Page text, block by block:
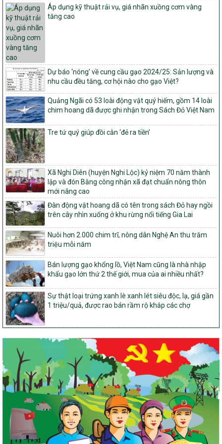
Quy định điều kiện, trình tự, thủ tục, hồ sơ xét, công nhận, công bố
và thu hồi quyết định công nhận xã đạt chuẩn nông thôn mới, xã
đạt nông thôn mới hiện đại và tỉnh, thành phố hoàn thành nhiệm
vụ xây dựng nông thôn mới giai đoạn 2026 – 2030
Quyết định số 16/2026/QĐ-TTg
Quy định nguyên tắc, tiêu chí, định mức phân bổ ngân sách trung
ương và tỉ lệ vốn đối ứng ngân sách của địa phương thực hiện
Chương trình mục tiêu quốc gia xây dựng nông thôn mới, giảm
nghèo bền vững và phát triển kinh tế – xã hội vùng đồng bào dân
tộc thiểu số và miền núi giai đoạn 2026 – 2030
1451/QĐ-UBND
Phê duyệt danh sách các xã thuộc nhóm 1, nhóm 2, nhóm 3
trong xây dựng nông thôn mới giai đoạn 2026-2030 trên địa bàn
tỉnh Nghệ An
103/PTNT-NTM
Về việc đăng ký thực hiện Dự án liên kết theo chuỗi giá trị thuộc
Dự án 2 – Chương trình Mục tiêu quốc gia Giảm nghèo bền vững
giai đoạn 2021-2025 được kéo dài sang năm 2026
827/QĐ-BNNMT
Quyết định Ban hành Kế hoạch triển khai thực hiện Chương trình
mục tiêu quốc gia xây dựng nông thôn mới, giảm nghèo bền
vững và phát triển kinh tế – xã hội vùng đồng bào dân tộc thiểu
số và miền núi giai đoạn 2026-2035, giai đoạn I: Từ năm 2026
đến năm 2030
14/2026/TT-BNNMT
Hướng dẫn thực hiện một số nội dung tiêu chí, điều kiện thuộc Bộ
tiêu chí quốc gia về nông thôn mới giai đoạn 2026 – 2030 thuộc
phạm vi quản lý nhà nước của Bộ Nông nghiệp và Môi trường
417/QĐ-BNNMT
Phê duyệt Chương trình mục tiêu quốc gia xây dựng nông thôn
mới, giảm nghèo bền vững và phát triển kinh tế – xã hội vùng
đoạn I: Từ năm 2026 đến năm 2030
Nghị quyết số 08/2026/NQ-HĐND
Quy định nguyên tắc, tiêu chí, định mức phân bổ ngân sách trung
ương thực hiện Chương trình mục tiêu quốc gia xây dựng nông
thôn mới, giảm nghèo bền vững và phát triển kinh tế – xã hội
vùng đồng bào dân tộc thiểu số và miền núi giai đoạn 2026 –
2030 trên địa bàn tỉnh Nghệ An
Chỉ Thị số 22-CT/TU
về đẩy mạnh thực hiện Chương trình mục tiêu quốc gia xây dựng
nông thôn mới, giảm nghèo bền vững và phát triển kinh tế – xã
Áp dụng kỹ thuật rải vụ, giá nhãn xuồng cơm vàng
tăng cao
Dự báo ‘nóng’ về cung cầu gạo 2024/25: Sản lượng và
nhu cầu đều tăng, cơ hội nào cho gạo Việt?
Quảng Ngãi có 53 loài động vật quý hiếm, gồm 14 loài
chim hoang dã được ghi nhận trong Sách Đỏ Việt Nam
Tre tứ quý giúp đồi cằn ‘đẻ ra tiền’
Xã Nghi Diên (huyện Nghi Lộc) kỷ niệm 70 năm thành
lập và đón Bằng công nhận xã đạt chuẩn nông thôn
mới nâng cao
Đàn động vật hoang dã có tên trong sách Đỏ hay ngồi
trên cây nhìn xuống ở khu rừng nổi tiếng Gia Lai
Nuôi hơn 2.000 chim trĩ, nông dân Nghệ An thu trăm
triệu mỗi năm
Bán lượng gạo khổng lồ, Việt Nam cũng là nhà nhập
khẩu gạo lớn thứ 2 thế giới, mua của ai nhiều nhất?
Sự thật loại trứng xanh lè xanh lét siêu độc, lạ, giá gần
1 triệu/quả, được rao bán rầm rộ khắp các chợ